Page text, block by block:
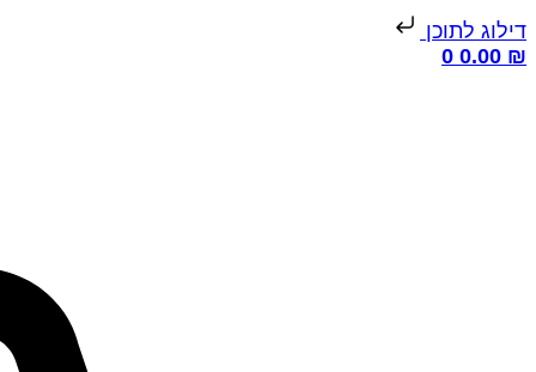
דילוג לתוכן
0.00 ₪
0